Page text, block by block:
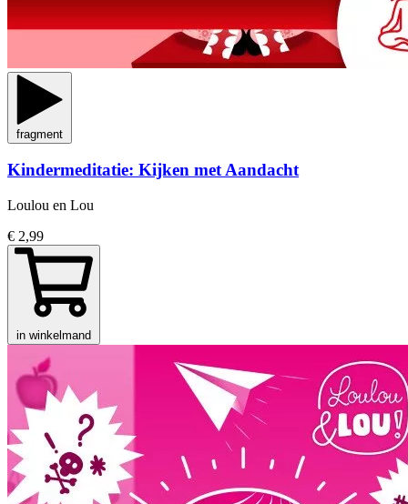
fragment
Kindermeditatie: Kijken met Aandacht
Loulou en Lou
€ 2,99
in winkelmand